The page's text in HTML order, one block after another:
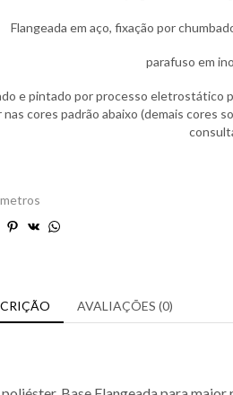
Flangeada em aço, fixação por
parafuso em
e pintado por processo eletrostático
cores padrão abaixo (demais cores
AVALIAÇÕES (0)